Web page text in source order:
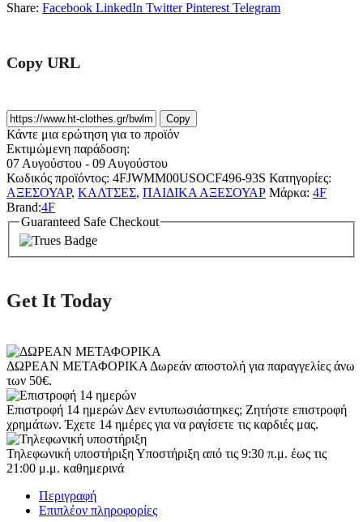
Share: Facebook LinkedIn Twitter Pinterest Telegram
Copy URL
Copy
Κάντε μια ερώτηση για το προϊόν
Εκτιμώμενη παράδοση:
07 Αυγούστου - 09 Αυγούστου
Κωδικός προϊόντος: 4FJWMM00USOCF496-93S Κατηγορίες:
ΑΞΕΣΟΥΑΡ, ΚΑΛΤΣΕΣ, ΠΑΙΔΙΚΑ ΑΞΕΣΟΥΑΡ Μάρκα: 4F
Brand:4F
Guaranteed Safe Checkout
Get It Today
ΔΩΡΕΑΝ ΜΕΤΑΦΟΡΙΚΑ Δωρεάν αποστολή για παραγγελίες άνω
των 50€.
Επιστροφή 14 ημερών Δεν εντυπωσιάστηκες; Ζητήστε επιστροφή
χρημάτων. Έχετε 14 ημέρες για να ραγίσετε τις καρδιές μας.
Τηλεφωνική υποστήριξηΥποστήριξη από τις 9:30 π.μ. έως τις
21:00 μ.μ. καθημερινά
Περιγραφή
Επιπλέον πληροφορίες